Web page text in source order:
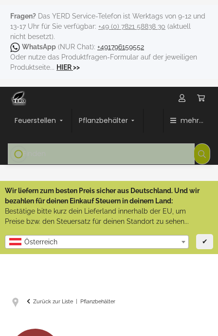
Fragen? Das YERD Service-Telefon ist Werktags von 9-12 und
13-17 Uhr für Sie verfügbar: +49 (0) 7821 58838 30 (aktuell
nicht besetzt).
WhatsApp (NUR Chat): +491796159552
Oder nutze das Produktfragen-Formular auf der jeweiligen
Produktseite... HIER>>
Feuerstellen Pflanzbehälter mehr...
Wir liefern zum besten Preis sicher aus Deutschland. Und wir
bezahlen für deinen Einkauf Steuern in deinem Land:
Bestätige bitte kurz dein Lieferland innerhalb der EU, um
Preise bzw. den Steuersatz für deinen Standort zu sehen...
Österreich ✔
Zurück zur Liste Pflanzbehälter